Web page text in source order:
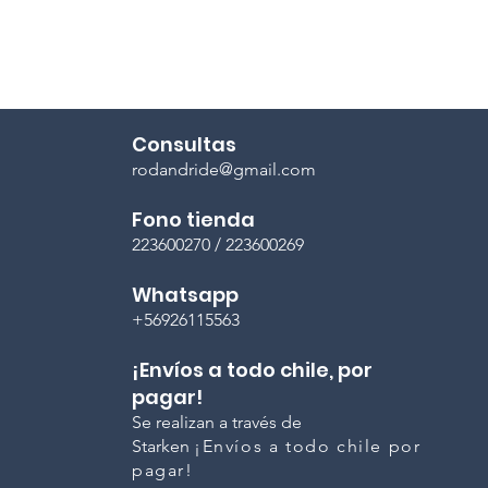
Consultas
rodandride@gmail.com
Fono tienda
223600270 / 223600269
Whatsapp
+56926115563
¡Envíos a todo chile, por
pagar!
Se realizan a través de
Starken ¡Envíos a todo chile por
pagar!